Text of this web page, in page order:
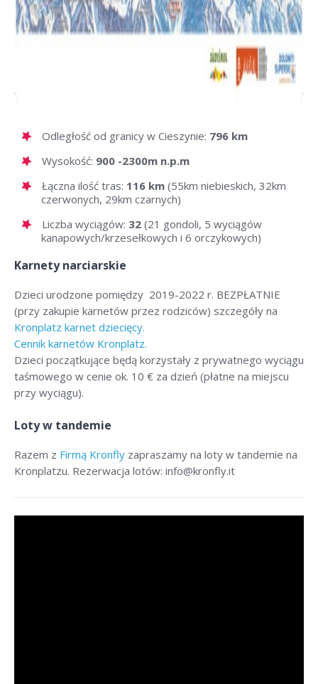
Odległość od granicy w Cieszynie: 796 km
Wysokość: 900 -2300m n.p.m
Łączna ilość tras: 116 km (55km niebieskich, 32km
czerwonych, 29km czarnych)
Liczba wyciągów: 32 (21 gondoli, 5 wyciągów
kanapowych/krzesełkowych i 6 orczykowych)
Karnety narciarskie
Dzieci urodzone pomiędzy 2019-2022 r. BEZPŁATNIE
(przy zakupie karnetów przez rodziców) szczegóły na
Kronplatz karnet dziecięcy.
Cennik karnetów Kronplatz.
Dzieci początkujące będą korzystały z prywatnego wyciągu
taśmowego w cenie ok. 10 € za dzień (płatne na miejscu
przy wyciągu).
Loty w tandemie
Razem z Firmą Kronfly zapraszamy na loty w tandemie na
Kronplatzu. Rezerwacja lotów: info@kronfly.it